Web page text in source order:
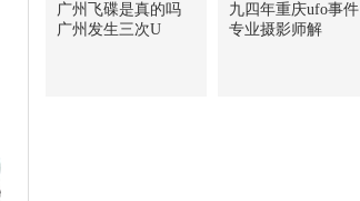
广州飞碟是真的吗
广州发生三次U
九四年重庆ufo事件
专业摄影师解